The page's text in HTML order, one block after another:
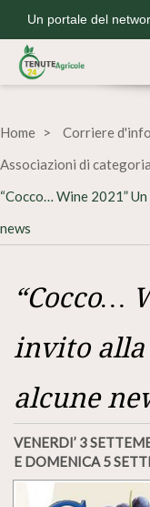
Un portale del
Home
Corriere
Associazioni di categoria
“Cocco… Wine 2021”
news
“Cocco…
invito alla
alcune
VENERDI’ 3
E DOMENICA 5